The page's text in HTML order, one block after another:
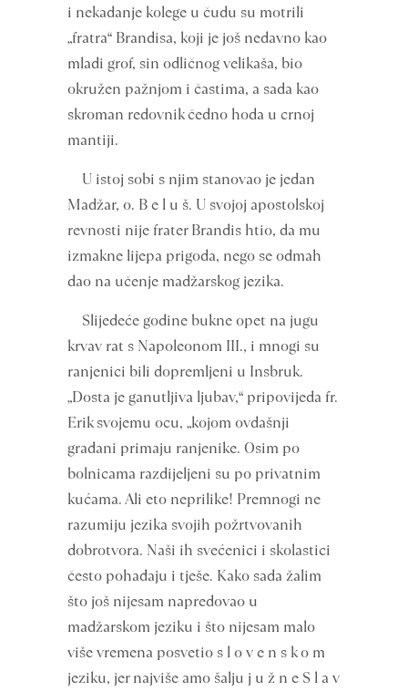
i nekadanje kolege u čudu su motrili
„fratra“ Brandisa, koji je još nedavno kao
mladi grof, sin odličnog velikaša, bio
okružen pažnjom i častima, a sada kao
skroman redovnik čedno hoda u crnoj
mantiji.
U istoj sobi s njim stanovao je jedan
Madžar, o. B e l u š. U svojoj apostolskoj
revnosti nije frater Brandis htio, da mu
izmakne lijepa prigoda, nego se odmah
dao na učenje madžarskog jezika.
Slijedeće godine bukne opet na jugu
krvav rat s Napoleonom III., i mnogi su
ranjenici bili dopremljeni u Insbruk.
„Dosta je ganutljiva ljubav,“ pripovijeda fr.
Erik svojemu ocu, „kojom ovdašnji
građani primaju ranjenike. Osim po
bolnicama razdijeljeni su po privatnim
kućama. Ali eto neprilike! Premnogi ne
razumiju jezika svojih požrtvovanih
dobrotvora. Naši ih svećenici i skolastici
često pohađaju i tješe. Kako sada žalim
što još nijesam napredovao u
madžarskom jeziku i što nijesam malo
više vremena posvetio s l o v e n s k o m
jeziku, jer najviše amo šalju j u ž n e S l a v